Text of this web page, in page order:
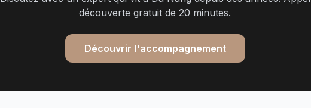
découverte gratuit de 20 minutes.
Découvrir l'accompagnement